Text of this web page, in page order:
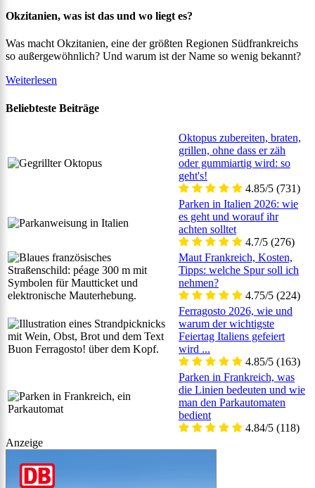
Okzitanien, was ist das und wo liegt es?
Was macht Okzitanien, eine der größten Regionen Südfrankreichs
so außergewöhnlich? Und warum ist der Name so wenig bekannt?
Weiterlesen
Beliebteste Beiträge
Oktopus zubereiten, braten,
grillen, ohne dass er zäh
oder gummiartig wird: so
geht's!
4.85/5 (731)
Parken in Italien 2026: wie
es geht und worauf ihr
achten solltet
4.7/5 (276)
Maut Frankreich, Kosten,
Tipps: welche Spur soll ich
nehmen?
4.75/5 (224)
Ferragosto 2026, wie und
warum der wichtigste
Feiertag Italiens gefeiert
wird ...
4.85/5 (163)
Parken in Frankreich, was
die Linien bedeuten und wie
man den Parkautomaten
bedient
4.84/5 (118)
Anzeige